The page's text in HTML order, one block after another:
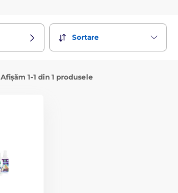
Sortare
Afișăm 1-1 din 1 produsele